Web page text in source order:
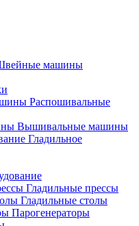
машины
Распошивальные
Вышивальные машины
Гладильное
Гладильные прессы
Гладильные столы
Парогенераторы